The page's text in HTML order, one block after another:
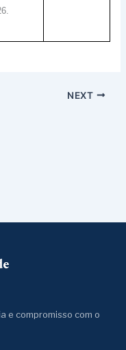
NEXT
e compromisso com o